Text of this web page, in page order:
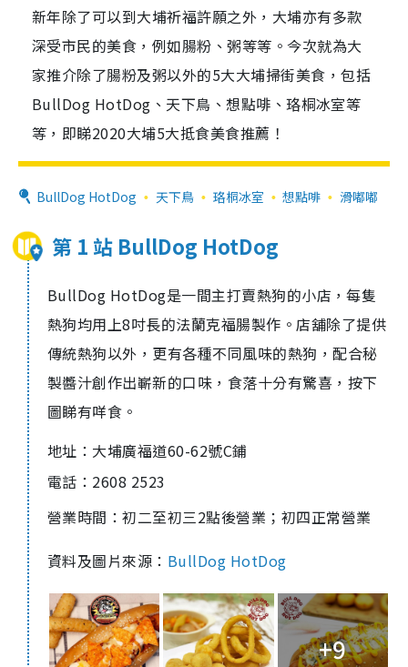
新年除了可以到大埔祈福許願之外，大埔亦有多款
深受市民的美食，例如腸粉、粥等等。今次就為大
家推介除了腸粉及粥以外的5大大埔掃街美食，包括
BullDog HotDog、天下鳥、想點啡、珞桐冰室等
等，即睇2020大埔5大抵食美食推薦！
BullDog HotDog 天下鳥 珞桐冰室 想點啡 滑嘟嘟
第 1 站 BullDog HotDog
BullDog HotDog是一間主打賣熱狗的小店，每隻
熱狗均用上8吋長的法蘭克福腸製作。店舖除了提供
傳統熱狗以外，更有各種不同風味的熱狗，配合秘
製醬汁創作出嶄新的口味，食落十分有驚喜，按下
圖睇有咩食。
地址： 大埔廣福道60-62號C鋪
電話： 2608 2523
營業時間：初二至初三2點後營業；初四正常營業
資料及圖片來源： BullDog HotDog
+9